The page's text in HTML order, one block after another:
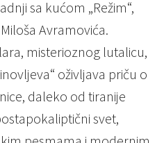
sa kućom „Režim“,
Avramovića.
misterioznog lutalicu,
oživljava priču o
daleko od tiranije
svet,